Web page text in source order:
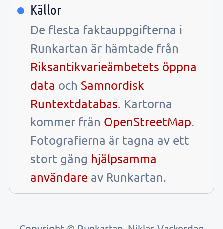
Källor
De flesta faktauppgifterna i
Runkartan är hämtade från
Riksantikvarieämbetets öppna
data och Samnordisk
Runtextdatabas. Kartorna
kommer från OpenStreetMap.
Fotografierna är tagna av ett
stort gäng hjälpsamma
användare av Runkartan.